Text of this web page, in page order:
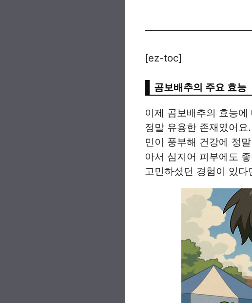
[ez-toc]
곰보배추의 주요 효능
이제 곰보배추의 효능
정말 유용한 존재였어
민이 풍부해 건강에 정
아서 심지어 피부에도
고민하셨던 경험이 있